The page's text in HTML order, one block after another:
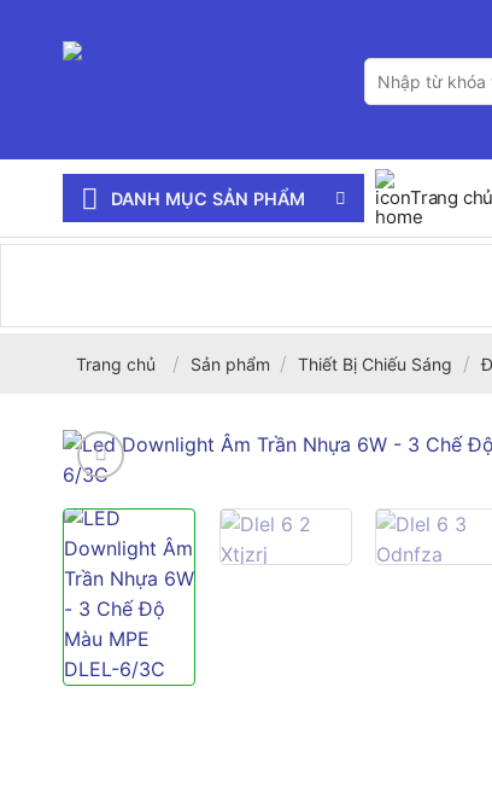
Tìm
kiếm:
DANH MỤC SẢN PHẨM Trang chủ
Trang chủ / Sản phẩm / Thiết Bị Chiếu Sáng /